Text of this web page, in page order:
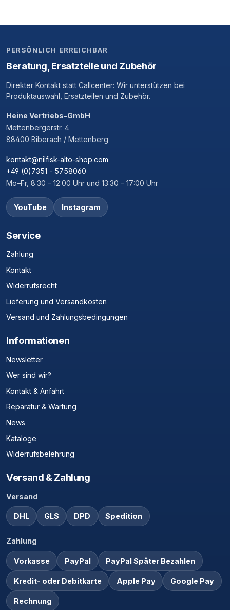
PERSÖNLICH ERREICHBAR
Beratung, Ersatzteile und Zubehör
Direkter Kontakt statt Callcenter: Wir unterstützen bei
Produktauswahl, Ersatzteilen und Zubehör.
Heine Vertriebs-GmbH
Mettenbergerstr. 4
88400 Biberach / Mettenberg
kontakt@nilfisk-alto-shop.com
+49 (0)7351 - 5758060
Mo–Fr, 8:30 – 12:00 Uhr und 13:30 – 17:00 Uhr
YouTube Instagram
Service
Zahlung
Kontakt
Widerrufsrecht
Lieferung und Versandkosten
Versand und Zahlungsbedingungen
Informationen
Newsletter
Wer sind wir?
Kontakt & Anfahrt
Reparatur & Wartung
News
Kataloge
Widerrufsbelehrung
Versand & Zahlung
Versand
DHL GLS DPD Spedition
Zahlung
Vorkasse PayPal PayPal Später Bezahlen
Kredit- oder Debitkarte Apple Pay Google Pay
Rechnung